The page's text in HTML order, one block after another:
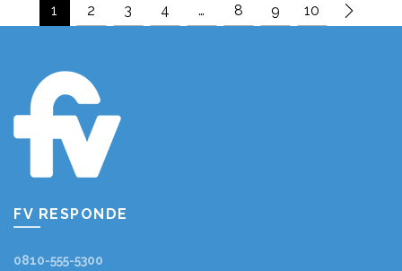
1 2 3 4 … 8 9 10
FV RESPONDE
0810-555-5300